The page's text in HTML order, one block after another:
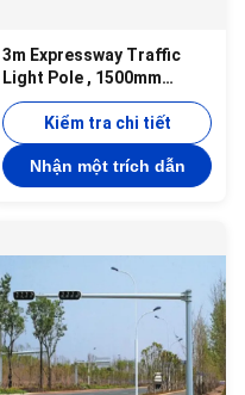
3m Expressway Traffic
Light Pole , 1500mm
Double Bracket Overpass
Metal Light Poles
Kiểm tra chi tiết
Nhận một trích dẫn